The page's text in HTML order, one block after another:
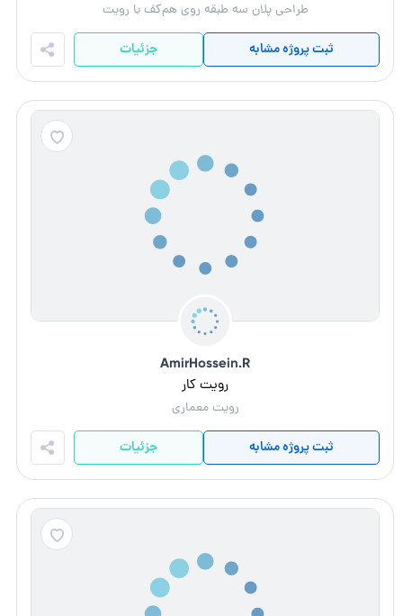
طراحی پلان‌ سه طبقه روی هم‌کف با رویت
ثبت پروژه مشابه جزئیات
AmirHossein.R
رویت کار
رویت معماری
ثبت پروژه مشابه جزئیات